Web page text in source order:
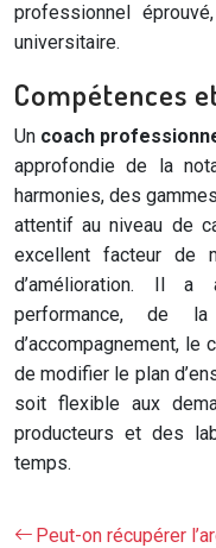
professionnel
universitaire.
Compétences
Un coach
approfondie de la
harmonies, des
attentif au niveau de
excellent facteur de
d’amélioration. Il
performance, de
d’accompagnement, le
de modifier le plan
soit flexible aux
producteurs et des
temps.
Peut-on récupérer